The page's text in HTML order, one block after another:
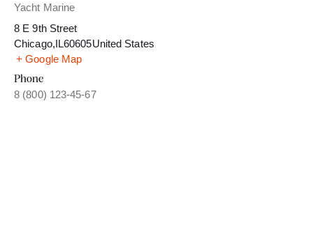
Yacht Marine
8 E 9th Street
Chicago,IL60605United States
+ Google Map
Phone
8 (800) 123-45-67